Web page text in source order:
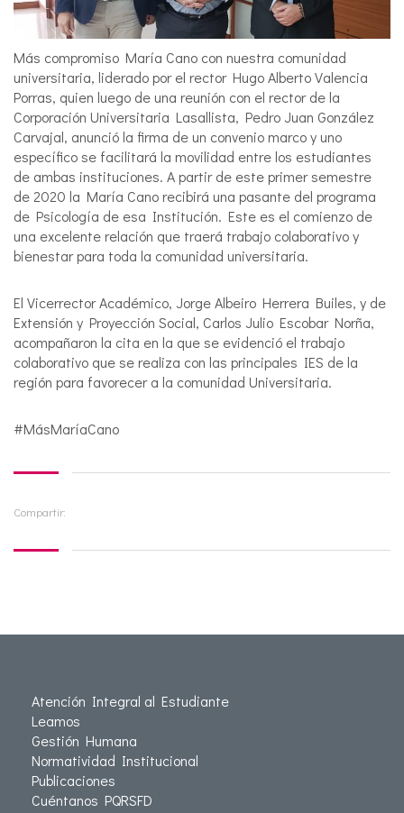
Más compromiso María Cano con nuestra comunidad
universitaria, liderado por el rector Hugo Alberto Valencia
Porras, quien luego de una reunión con el rector de la
Corporación Universitaria Lasallista, Pedro Juan González
Carvajal, anunció la firma de un convenio marco y uno
específico se facilitará la movilidad entre los estudiantes
de ambas instituciones. A partir de este primer semestre
de 2020 la María Cano recibirá una pasante del programa
de Psicología de esa Institución. Este es el comienzo de
una excelente relación que traerá trabajo colaborativo y
bienestar para toda la comunidad universitaria.
El Vicerrector Académico, Jorge Albeiro Herrera Builes, y de
Extensión y Proyección Social, Carlos Julio Escobar Norña,
acompañaron la cita en la que se evidenció el trabajo
colaborativo que se realiza con las principales IES de la
región para favorecer a la comunidad Universitaria.
#MásMaríaCano
Compartir:
Atención Integral al Estudiante
Leamos
Gestión Humana
Normatividad Institucional
Publicaciones
Cuéntanos PQRSFD